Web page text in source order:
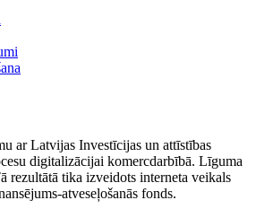
ar Latvijas Investīcijas un attīstības
digitalizācijai komercdarbībā. Līguma
rezultātā tika izveidots interneta veikals
atveseļošanās fonds.